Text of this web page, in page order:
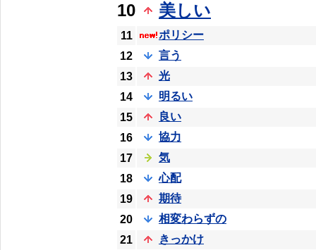
10
美しい
11
ポリシー
12
言う
13
光
14
明るい
15
良い
16
協力
17
気
18
心配
19
期待
20
相変わらずの
21
きっかけ